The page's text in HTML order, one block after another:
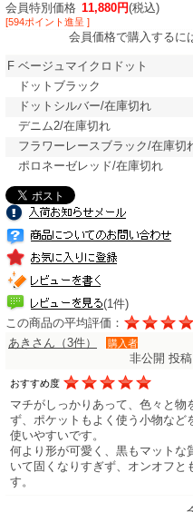
会員特別価格 11,880円(税込)
[594ポイント進呈 ]
会員価格で購入するに
F ベージュマイクロドット
ドットブラック
ドットシルバー/在庫切れ
デニム2/在庫切れ
フラワーレースブラック/在庫切
ポロネーゼレッド/在庫切れ
(1件)
この商品の平均評価：
あきさん（3件）
購入者
非公開 投
おすすめ度
マチがしっかりあって、色々と物
ず、ポケットもよく使う小物など
使いやすいです。
何より形が可愛く、黒もマットな
いて固くなりすぎず、オンオフと
す。